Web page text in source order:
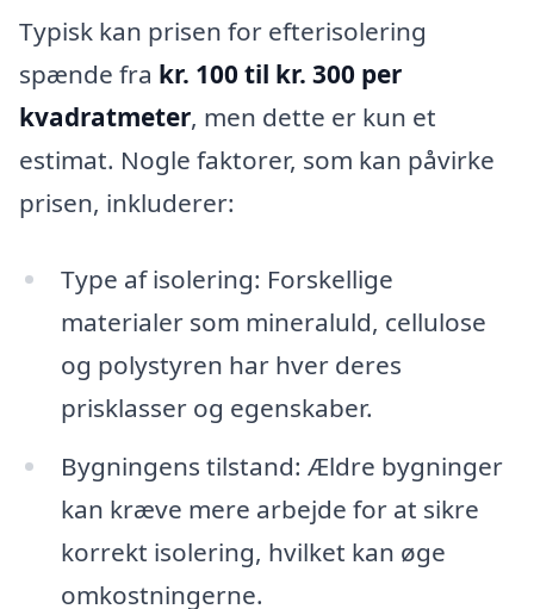
Typisk kan prisen for efterisolering
spænde fra kr. 100 til kr. 300 per
kvadratmeter, men dette er kun et
estimat. Nogle faktorer, som kan påvirke
prisen, inkluderer:
Type af isolering: Forskellige
materialer som mineraluld, cellulose
og polystyren har hver deres
prisklasser og egenskaber.
Bygningens tilstand: Ældre bygninger
kan kræve mere arbejde for at sikre
korrekt isolering, hvilket kan øge
omkostningerne.